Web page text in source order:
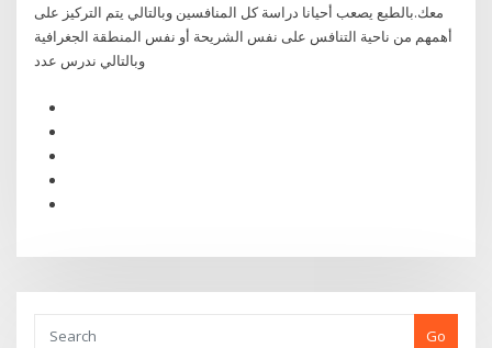
معك.بالطبع يصعب أحيانا دراسة كل المنافسين وبالتالي يتم التركيز على
أهمهم من ناحية التنافس على نفس الشريحة أو نفس المنطقة الجغرافية
وبالتالي ندرس عدد
Go